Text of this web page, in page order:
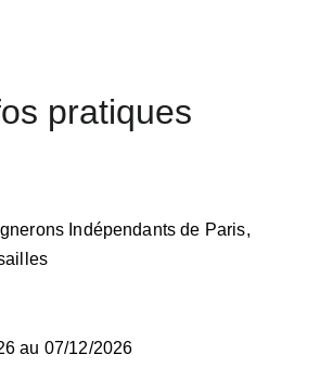
pratiques
au 07/12/2026
Indépendants de Paris,